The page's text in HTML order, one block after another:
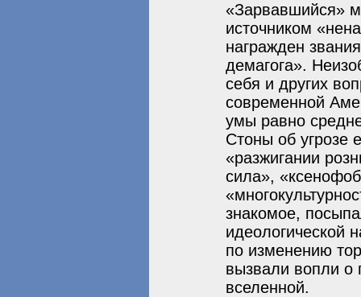
«Зарвавшийся»
источником
награжден
демагога».
себя и других
современной
умы равно
Стоны об угрозе
«разжигании
сила»,
знакомое,
идеологической
по изменению
вызвали вопли о
вселенной.